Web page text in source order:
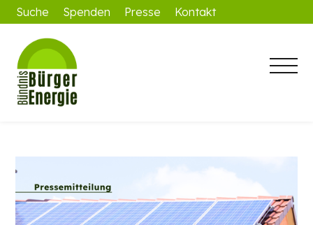
Suche Spenden Presse Kontakt